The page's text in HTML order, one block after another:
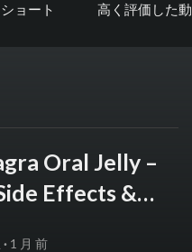
ショート 高く評価した
Oral Jelly –
Effects &
· 1 月 前